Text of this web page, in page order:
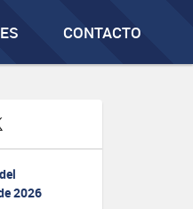
CONTACTO
2026